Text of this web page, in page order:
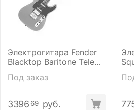
Электрогитара Fender
Blacktop Baritone Tele
Под заказ
3396 69 руб.